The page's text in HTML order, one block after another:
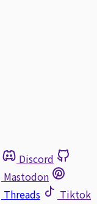
Discord
Mastodon
Threads
Tiktok